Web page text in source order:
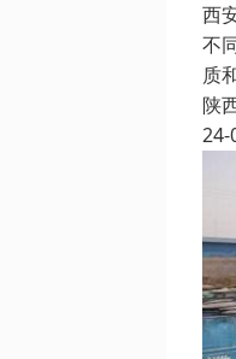
西
不
质
陕
24-